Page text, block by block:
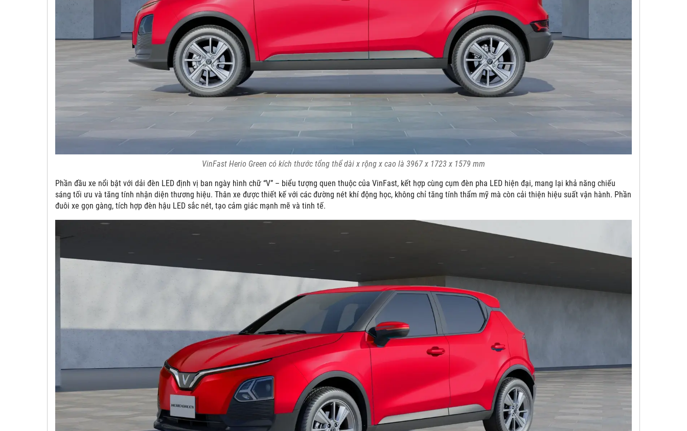
VinFast Herio Green có kích thước tổng thể dài x rộng x cao là 3967 x 1723 x 1579 mm
Phần đầu xe nổi bật với dải đèn LED định vị ban ngày hình chữ “V” – biểu tượng quen thuộc của VinFast, kết hợp cùng cụm đèn pha LED hiện đại, mang lại khả năng chiếu
sáng tối ưu và tăng tính nhận diện thương hiệu. Thân xe được thiết kế với các đường nét khí động học, không chỉ tăng tính thẩm mỹ mà còn cải thiện hiệu suất vận hành. Phần
đuôi xe gọn gàng, tích hợp đèn hậu LED sắc nét, tạo cảm giác mạnh mẽ và tinh tế.